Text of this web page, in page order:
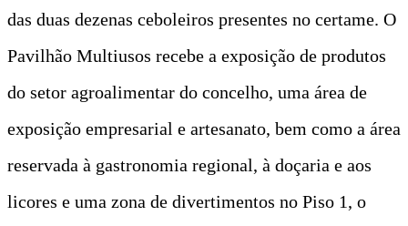
das duas dezenas ceboleiros presentes no certame. O
Pavilhão Multiusos recebe a exposição de produtos
do setor agroalimentar do concelho, uma área de
exposição empresarial e artesanato, bem como a área
reservada à gastronomia regional, à doçaria e aos
licores e uma zona de divertimentos no Piso 1, o